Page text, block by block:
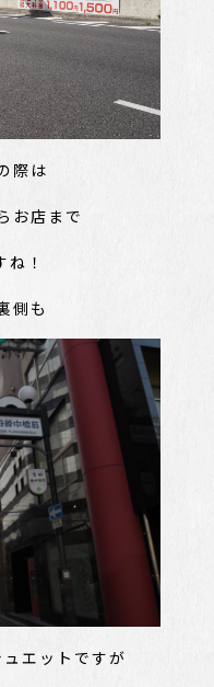
際は
お店まで
！
側も
エットですが